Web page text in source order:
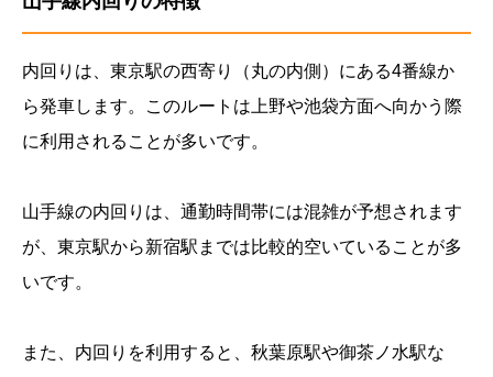
内回りは、東京駅の西寄り（丸の内側）にある4番線か
ら発車します。このルートは上野や池袋方面へ向かう際
に利用されることが多いです。
山手線の内回りは、通勤時間帯には混雑が予想されます
が、東京駅から新宿駅までは比較的空いていることが多
いです。
また、内回りを利用すると、秋葉原駅や御茶ノ水駅な